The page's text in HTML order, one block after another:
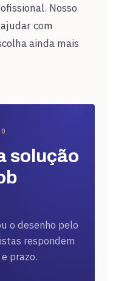
Nosso
com
ainda mais
solução
o desenho pelo
respondem
prazo.